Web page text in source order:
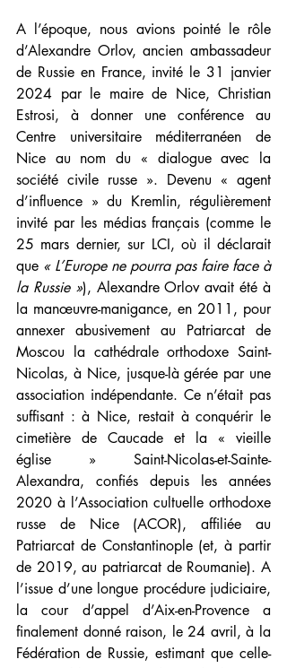
A l’époque, nous avions pointé le rôle
d’Alexandre Orlov, ancien ambassadeur
de Russie en France, invité le 31 janvier
2024 par le maire de Nice, Christian
Estrosi, à donner une conférence au
Centre universitaire méditerranéen de
Nice au nom du « dialogue avec la
société civile russe ». Devenu « agent
d’influence » du Kremlin, régulièrement
invité par les médias français (comme le
25 mars dernier, sur LCI, où il déclarait
que « L’Europe ne pourra pas faire face à
la Russie »), Alexandre Orlov avait été à
la manœuvre-manigance, en 2011, pour
annexer abusivement au Patriarcat de
Moscou la cathédrale orthodoxe Saint-
Nicolas, à Nice, jusque-là gérée par une
association indépendante. Ce n’était pas
suffisant : à Nice, restait à conquérir le
cimetière de Caucade et la « vieille
église » Saint-Nicolas-et-Sainte-
Alexandra, confiés depuis les années
2020 à l’Association cultuelle orthodoxe
russe de Nice (ACOR), affiliée au
Patriarcat de Constantinople (et, à partir
de 2019, au patriarcat de Roumanie). A
l’issue d’une longue procédure judiciaire,
la cour d’appel d’Aix-en-Provence a
finalement donné raison, le 24 avril, à la
Fédération de Russie, estimant que celle-